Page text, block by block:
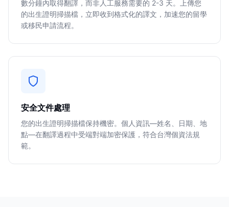
數分鐘內取得翻譯，而非人工服務需要的 2-3 天。上傳您
的出生證明掃描檔，立即收到格式化的譯文，加速您的留學
或移民申請流程。
安全文件處理
您的出生證明掃描檔保持機密。個人資訊—姓名、日期、地
點—在翻譯過程中受端對端加密保護，符合台灣個資法規
範。